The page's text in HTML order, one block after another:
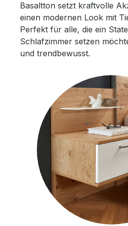
Basaltton setzt kraftvolle
einen modernen Look mit
Perfekt für alle, die ein
Schlafzimmer setzen
und trendbewusst.